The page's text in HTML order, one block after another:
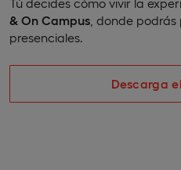
& On Campus , donde
presenciales.
Descarga